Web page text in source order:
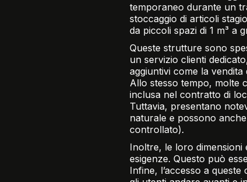
temporaneo durante un
stoccaggio di articoli
da piccoli spazi di 1 m³ a
Queste strutture sono
un servizio clienti
aggiuntivi come la vendita
Allo stesso tempo, molte
inclusa nel contratto di
Tuttavia, presentano
naturale e possono
controllato).
Inoltre, le loro dimensioni
esigenze. Questo può
Infine, l’accesso a